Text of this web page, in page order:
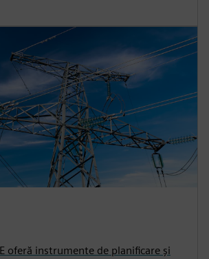
E oferă instrumente de planificare și